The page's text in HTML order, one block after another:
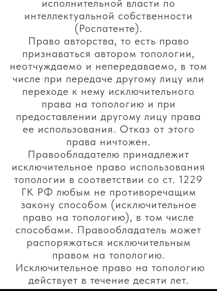
исполнительной власти по
интеллектуальной собственности
(Роспатенте).
Право авторства, то есть право
признаваться автором топологии,
неотчуждаемо и непередаваемо, в том
числе при передаче другому лицу или
переходе к нему исключительного
права на топологию и при
предоставлении другому лицу права
ее использования. Отказ от этого
права ничтожен.
Правообладателю принадлежит
исключительное право использования
топологии в соответствии со ст. 1229
ГК РФ любым не противоречащим
закону способом (исключительное
право на топологию), в том числе
способами. Правообладатель может
распоряжаться исключительным
правом на топологию.
Исключительное право на топологию
действует в течение десяти лет.